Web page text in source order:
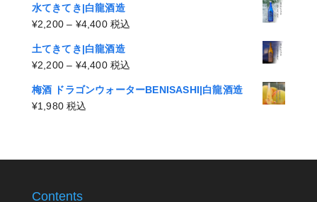
–
¥2,970
帯:
¥2,200
–
¥4,400
水てきてき|白龍酒造
¥2,200 – ¥4,400価
帯:
¥2,200
–
税込
土てきてき|白龍酒造
¥2,200 – ¥4,400価
帯:
税込
梅酒 ドラゴンウォーターBENISASHI|白龍酒造
¥1,980 税込
Contents